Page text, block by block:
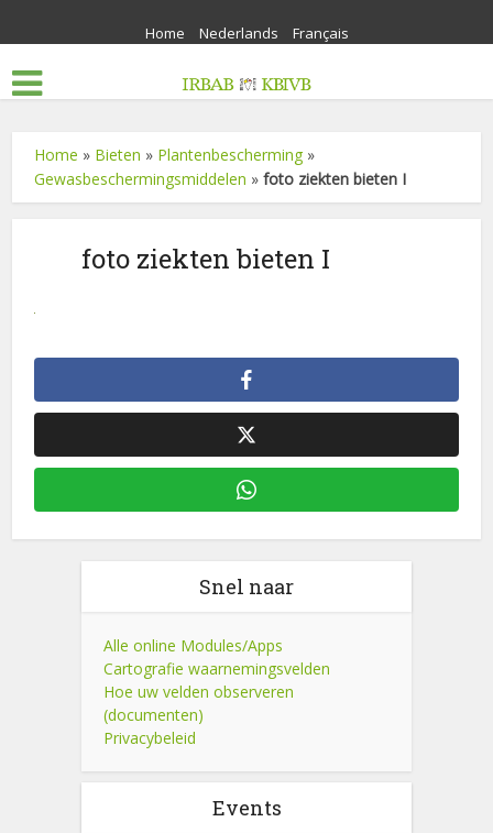
Home Nederlands Français
Home » Bieten » Plantenbescherming »
Gewasbeschermingsmiddelen »foto ziekten bieten I
foto ziekten bieten I
Snel naar
Alle online Modules/Apps
Cartografie waarnemingsvelden
Hoe uw velden observeren
(documenten)
Privacybeleid
Events